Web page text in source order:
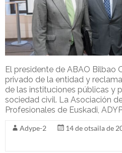
El presidente de ABAO Bilbao
privado de la entidad y
de las instituciones públicas y
sociedad civil. La Asociación
Profesionales de Euskadi,
Adype-2 14 de otsaila de